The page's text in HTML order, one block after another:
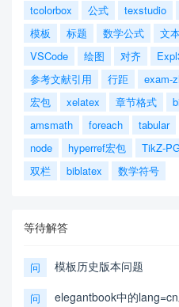
tcolorbox
公式 texstudio
模板
标题 数学公式 文
VSCode
绘图 对齐
参考文献引用
行距 exam-
宏包
xelatex 章节格式
amsmath
foreach tabular
node
hyperref宏包 TikZ-
双栏
biblatex 数学符号
等待解答
问 模板历史版本问题
问 elegantbook中的